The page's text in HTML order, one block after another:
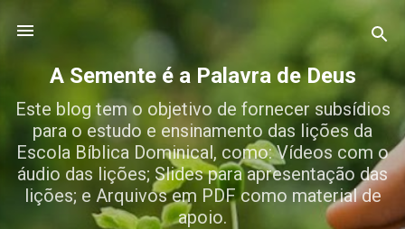
A Semente é a Palavra de Deus
Este blog tem o objetivo de fornecer subsídios
para o estudo e ensinamento das lições da
Escola Bíblica Dominical, como: Vídeos com o
áudio das lições; Slides para apresentação das
lições; e Arquivos em PDF como material de
apoio.